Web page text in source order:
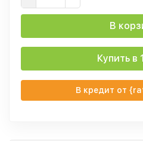
В
Купить в
В кредит от